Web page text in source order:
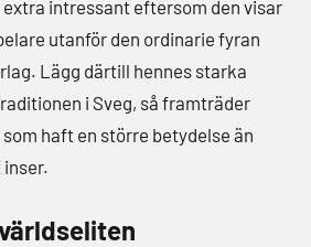
intressant eftersom den visar
utanför den ordinarie fyran
Lägg därtill hennes starka
i Sveg, så framträder
haft en större betydelse än